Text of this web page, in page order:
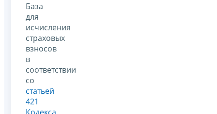
База
для
исчисления
страховых
взносов
в
соответствии
со
статьей
421